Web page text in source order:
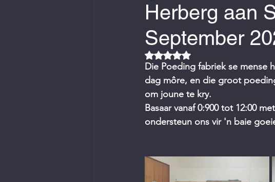
Herberg aan
September
Rated NaN out of 5 stars.
Die Poeding fabriek se mense
dag môre, en die groot
om joune te kry.
Basaar vanaf 0:900 tot 12:00
ondersteun ons vir 'n baie